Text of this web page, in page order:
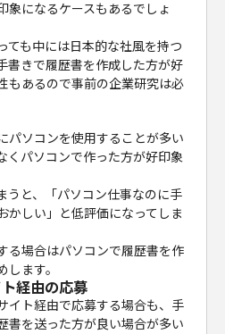
象になるケースもあるでしょ
ても中には日本的な社風を持つ
書きで履歴書を作成した方が好
もあるので事前の企業研究は必
パソコンを使用することが多い
くパソコンで作った方が好印象
うと、「パソコン仕事なのに手
かしい」と低評価になってしま
る場合はパソコンで履歴書を作
ます。
経由の応募
イト経由で応募する場合も、手
書を送った方が良い場合が多い